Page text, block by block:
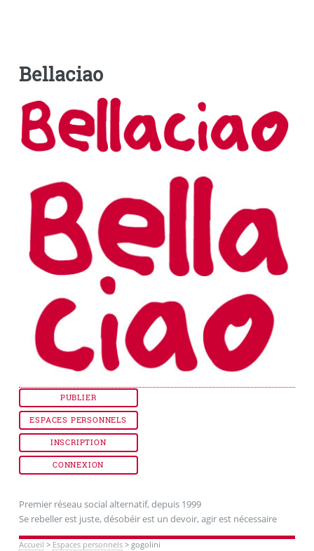
Bellaciao
PUBLIER
ESPACES PERSONNELS
INSCRIPTION
CONNEXION
Premier réseau social alternatif, depuis 1999
Se rebeller est juste, désobéir est un devoir, agir est nécessaire
Accueil > Espaces personnels> gogolini